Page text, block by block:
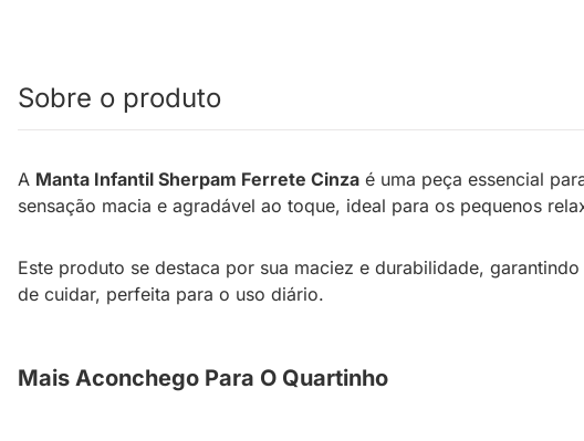
Sobre o produto
A Manta Infantil Sherpam Ferrete Cinza é uma peça essencial
sensação macia e agradável ao toque, ideal para os pequenos
Este produto se destaca por sua maciez e durabilidade,
de cuidar, perfeita para o uso diário.
Mais Aconchego Para O Quartinho